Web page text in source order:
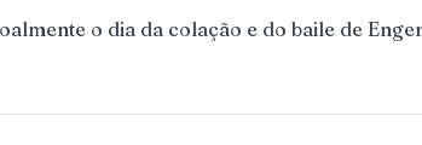
o dia da colação e do baile de